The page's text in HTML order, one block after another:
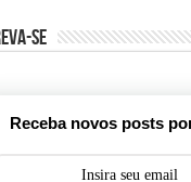
se
Receba novos posts